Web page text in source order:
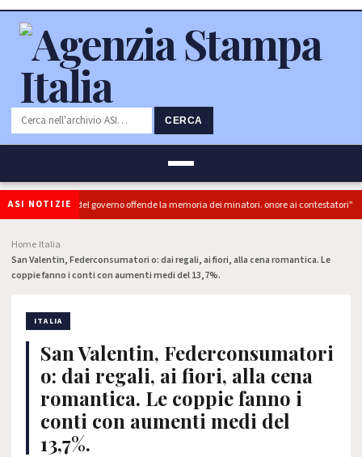
CERCA
ASI NOTIZIE
"L'Ipocrisia del governo offende la memoria dei minatori. onore ai contestatori"
Home Italia
San Valentin, Federconsumatori o: dai regali, ai fiori, alla cena romantica. Le
coppie fanno i conti con aumenti medi del 13,7%.
ITALIA
San Valentin, Federconsumatori
o: dai regali, ai fiori, alla cena
romantica. Le coppie fanno i
conti con aumenti medi del
13,7%.